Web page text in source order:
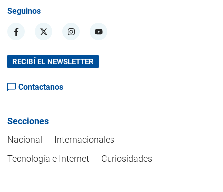
Seguinos
RECIBÍ EL NEWSLETTER
Contactanos
Secciones
Nacional
Internacionales
Tecnología e Internet
Curiosidades